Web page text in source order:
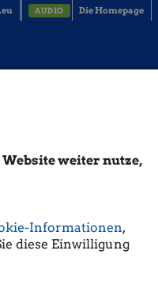
weiter nutze,
Informationen,
diese Einwilligung
AUDIO Die Homepage